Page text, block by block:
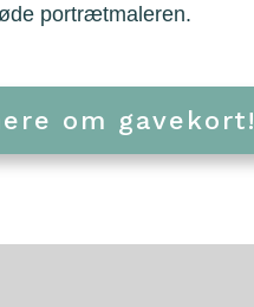
portrætmaleren.
om gavekort!